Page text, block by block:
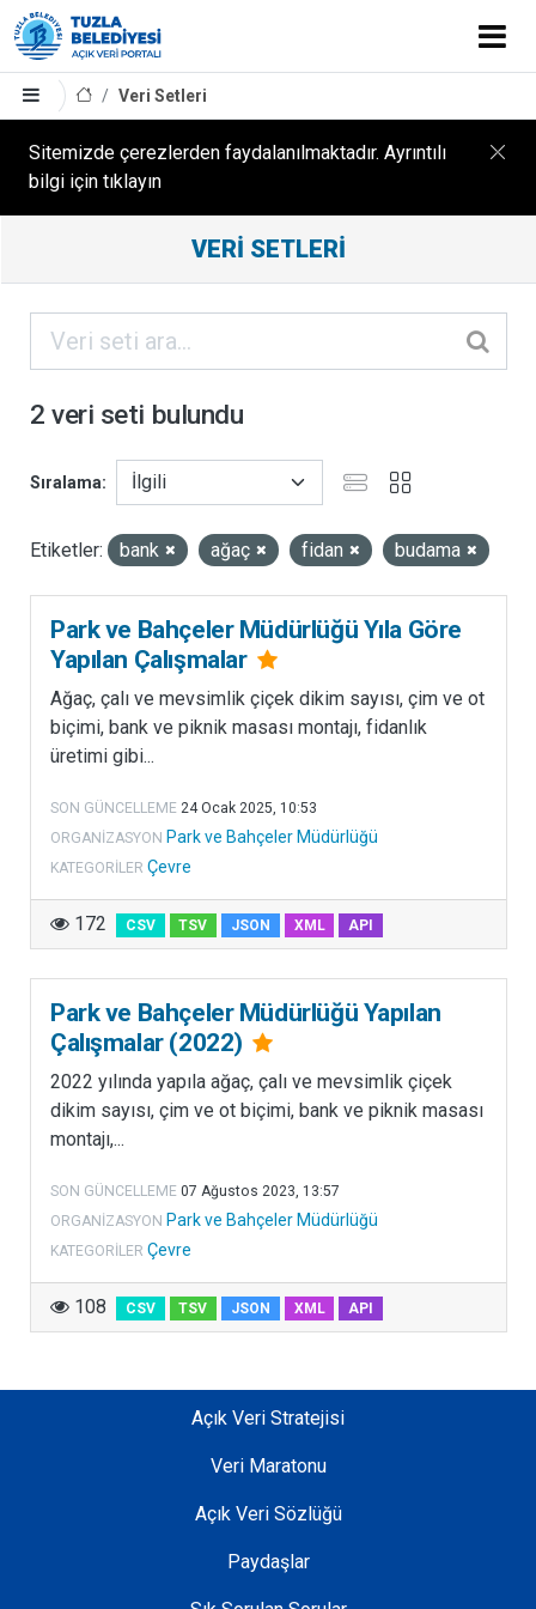
Veri Setleri
Sitemizde çerezlerden faydalanılmaktadır. Ayrıntılı
bilgi için tıklayın
Sonuçları
ORGANIZASYONLAR
KATEGORILER
ETIKETLER
VERI SETLERI
2 veri seti bulundu
Sıralama
Etiketler: bank ağaç fidan budama
Park ve Bahçeler Müdürlüğü Yıla Göre
Yapılan Çalışmalar
Ağaç, çalı ve mevsimlik çiçek dikim sayısı, çim ve ot
biçimi, bank ve piknik masası montajı, fidanlık
üretimi gibi...
SON GÜNCELLEME 24 Ocak 2025, 10:53
ORGANIZASYON Park ve Bahçeler Müdürlüğü
KATEGORILER Çevre
172 CSV TSV JSON XML API
Park ve Bahçeler Müdürlüğü Yapılan
Çalışmalar (2022)
2022 yılında yapıla ağaç, çalı ve mevsimlik çiçek
dikim sayısı, çim ve ot biçimi, bank ve piknik masası
montajı,...
SON GÜNCELLEME 07 Ağustos 2023, 13:57
ORGANIZASYON Park ve Bahçeler Müdürlüğü
KATEGORILER Çevre
108 CSV TSV JSON XML API
Açık Veri Stratejisi
Veri Maratonu
Açık Veri Sözlüğü
Paydaşlar